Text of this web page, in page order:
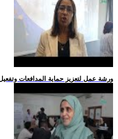
.. ورشة عمل لتعزيز حماية المدافعات